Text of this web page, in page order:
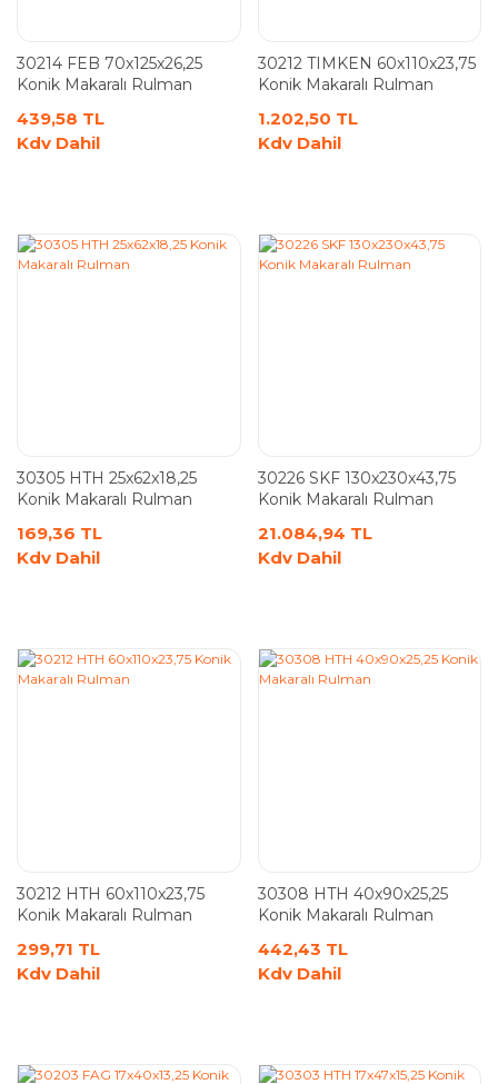
30214 FEB 70x125x26,25
Konik Makaralı Rulman
439,58 TL
Kdv Dahil
30212 TIMKEN 60x110x23,75
Konik Makaralı Rulman
1.202,50 TL
Kdv Dahil
30305 HTH 25x62x18,25
Konik Makaralı Rulman
169,36 TL
Kdv Dahil
30226 SKF 130x230x43,75
Konik Makaralı Rulman
21.084,94 TL
Kdv Dahil
30212 HTH 60x110x23,75
Konik Makaralı Rulman
299,71 TL
Kdv Dahil
30308 HTH 40x90x25,25
Konik Makaralı Rulman
442,43 TL
Kdv Dahil